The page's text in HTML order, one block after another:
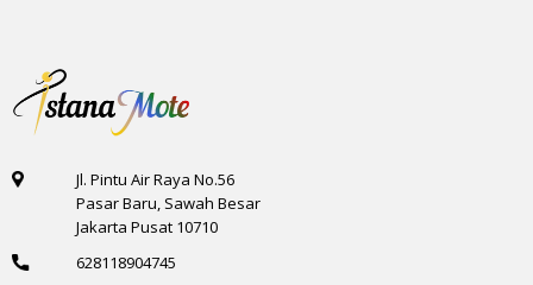
Jl. Pintu Air Raya No.56
Pasar Baru, Sawah Besar
Jakarta Pusat 10710
628118904745